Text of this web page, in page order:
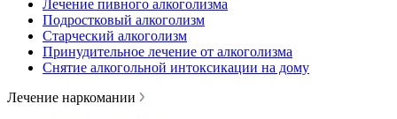
Лечение пивного алкоголизма
Подростковый алкоголизм
Старческий алкоголизм
Принудительное лечение от алкоголизма
Снятие алкогольной интоксикации на дому
Лечение наркомании